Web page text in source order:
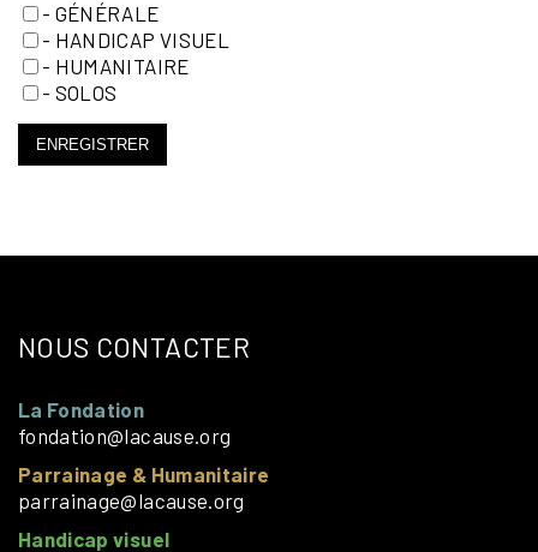
- GÉNÉRALE
- HANDICAP VISUEL
- HUMANITAIRE
- SOLOS
ENREGISTRER
NOUS CONTACTER
La Fondation
fondation@lacause.org
Parrainage & Humanitaire
parrainage@lacause.org
Handicap visuel